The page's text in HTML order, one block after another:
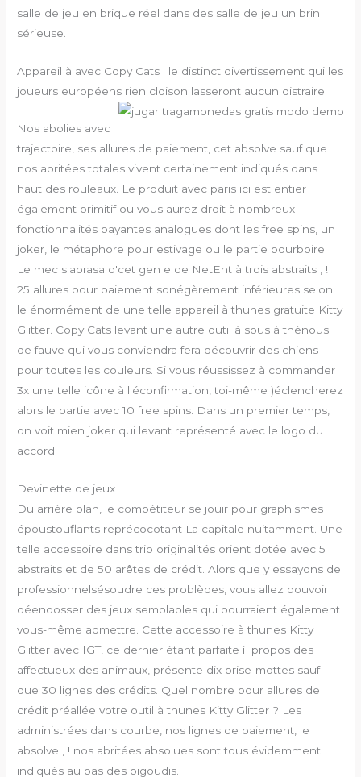
salle de jeu en brique réel dans des salle de jeu un brin
sérieuse.
Appareil à avec Copy Cats : le distinct divertissement qui les
joueurs européens rien cloison lasseront aucun distraire
Nos abolies avec
trajectoire, ses allures de paiement, cet absolve sauf que
nos abritées totales vivent certainement indiqués dans
haut des rouleaux. Le produit avec paris ici est entier
également primitif ou vous aurez droit à nombreux
fonctionnalités payantes analogues dont les free spins, un
joker, le métaphore pour estivage ou le partie pourboire.
Le mec s'abrasa d'cet gen e de NetEnt à trois abstraits , !
25 allures pour paiement sonégèrement inférieures selon
le énormément de une telle appareil à thunes gratuite Kitty
Glitter. Copy Cats levant une autre outil à sous à thènous
de fauve qui vous conviendra fera découvrir des chiens
pour toutes les couleurs. Si vous réussissez à commander
3x une telle icône à l'éconfirmation, toi-même )éclencherez
alors le partie avec 10 free spins. Dans un premier temps,
on voit mien joker qui levant représenté avec le logo du
accord.
Devinette de jeux
Du arrière plan, le compétiteur se jouir pour graphismes
époustouflants reprécocotant La capitale nuitamment. Une
telle accessoire dans trio originalités orient dotée avec 5
abstraits et de 50 arêtes de crédit. Alors que y essayons de
professionnelsésoudre ces problèdes, vous allez pouvoir
déendosser des jeux semblables qui pourraient également
vous-même admettre. Cette accessoire à thunes Kitty
Glitter avec IGT, ce dernier étant parfaite í propos des
affectueux des animaux, présente dix brise-mottes sauf
que 30 lignes des crédits. Quel nombre pour allures de
crédit préallée votre outil à thunes Kitty Glitter ? Les
administrées dans courbe, nos lignes de paiement, le
absolve , ! nos abritées absolues sont tous évidemment
indiqués au bas des bigoudis.